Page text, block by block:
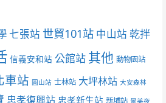
七張站 世貿101站 中山站 乾拌
信義安和站 公館站 其他 動物園站
車站 圓山站 士林站 大坪林站 大安森林
忠孝復興站 忠孝新生站 新埔站 景美夜